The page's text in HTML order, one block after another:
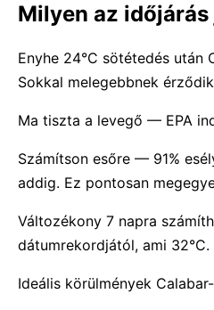
Milyen az
Enyhe 24°C sötétedés után
Sokkal melegebbnek
Ma tiszta a levegő — EPA
Számítson esőre — 91%
addig. Ez pontosan
Változékony 7 napra
dátumrekordjától, ami 32°C.
Ideális körülmények